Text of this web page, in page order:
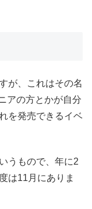
が、これはその名
アの方とかが自分
を発売できるイベ
うもので、年に2
は11月にありま